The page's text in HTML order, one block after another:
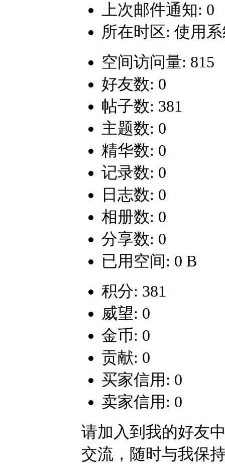
上次邮件通知: 0
所在时区: 使用
空间访问量: 815
好友数: 0
帖子数: 381
主题数: 0
精华数: 0
记录数: 0
日志数: 0
相册数: 0
分享数: 0
已用空间: 0 B
积分: 381
威望: 0
金币: 0
贡献: 0
买家信用: 0
卖家信用: 0
请加入到我的好友
交流，随时与我保